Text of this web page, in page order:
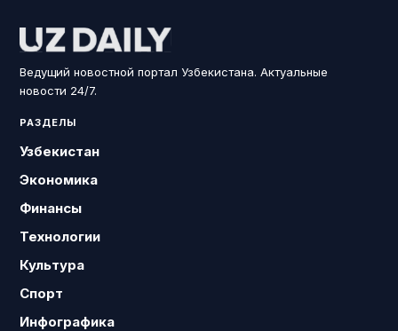
Ведущий новостной портал Узбекистана. Актуальные
новости 24/7.
РАЗДЕЛЫ
Узбекистан
Экономика
Финансы
Технологии
Культура
Спорт
Инфографика